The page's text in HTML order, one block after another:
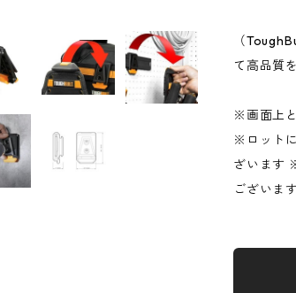
（
て高品質
※画面上
※ロット
ざいます
ございます